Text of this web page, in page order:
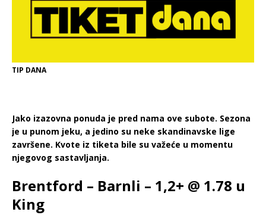
TIP DANA
Jako izazovna ponuda je pred nama ove subote. Sezona
je u punom jeku, a jedino su neke skandinavske lige
završene. Kvote iz tiketa bile su važeće u momentu
njegovog sastavljanja.
Brentford – Barnli – 1,2+ @ 1.78 u
King